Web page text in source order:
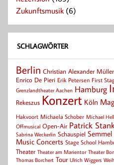
Zukunftsmusik(6)
SCHLAGWÖRTER
Berlin Christian Alexander Müller
Enrico De Pieri Erik Petersen First
Grenzlandtheater Aachen Hamburg
Rekeszus Konzert Köln
Hakvoort Michaela Schober Michael
Offmusical Open-Air Patrick
Sabrina Weckerlin Schauspiel
Music Concerts Stage School
Theater Theater am Marientor Theater
Thomas Borchert Tour Ulrich Wiggers